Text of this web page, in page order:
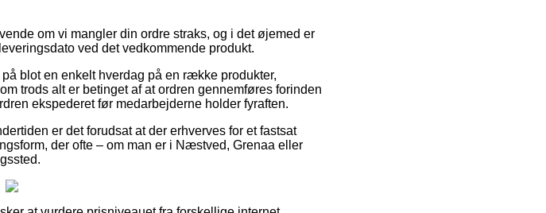
om vi mangler din ordre straks, og i det øjemed er
ved det vedkommende produkt.
blot en enkelt hverdag på en række produkter,
trods alt er betinget af at ordren gennemføres forinden
ekspederet før medarbejderne holder fyraften.
er det forudsat at der erhverves for et fastsat
der ofte – om man er i Næstved, Grenaa eller